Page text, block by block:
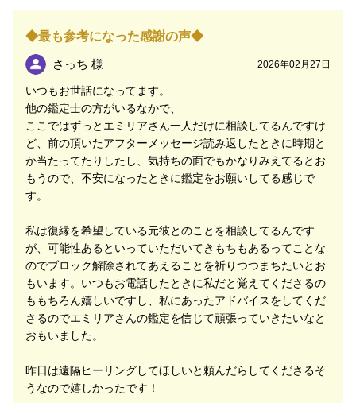
ネガティブに感じてしまうような現状があっても、その
裏側を占いでみていくことで思いもよらない真意が見つ
かることも。
あなたがひとりでは見つけられなくても、わたしとふた
りならできることや、占いであなたのお役に立てること
がきっとたくさんあります。
いつも周囲のために努力をし続けられるあなただからこ
そ、時にはほっと一息つくことも必要です。
もわたしがいることを思い出していただけますように。
ご縁をいただいた皆様にお悩みを預けていただくからこ
そ、信頼を預けていただけますよう、「どんなご相談で
も主観を入れず、ご相談者様のお気持ちに寄り添って鑑
定する」ということを大切に考えています。
に繋がりやすいので、深い部分にシンクロしやすくする
ためにも、お心のうちを預けてどうぞいろいろお話を聞
◆最も参考になった感謝の声◆
さっち 様 2026年02月27日
いつもお世話になってます。
他の鑑定士の方がいるなかで、
ここではずっとエミリアさん一人だけに相談してるんですけ
ど、前の頂いたアフターメッセージ読み返したときに時期と
か当たってたりしたし、気持ちの面でもかなりみえてるとお
もうので、不安になったときに鑑定をお願いしてる感じで
す。
私は復縁を希望している元彼とのことを相談してるんです
が、可能性あるといっていただいてきもちもあるってことな
のでブロック解除されてあえることを祈りつつまちたいとお
もいます。いつもお電話したときに私だと覚えてくださるの
ももちろん嬉しいですし、私にあったアドバイスをしてくだ
さるのでエミリアさんの鑑定を信じて頑張っていきたいなと
おもいました。
昨日は遠隔ヒーリングしてほしいと頼んだらしてくださるそ
うなので嬉しかったです！